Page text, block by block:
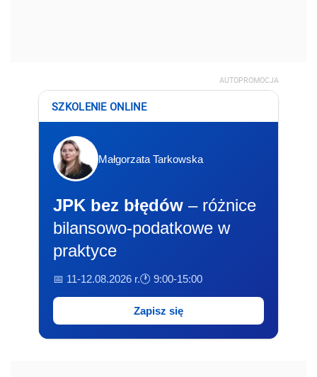
AUTOPROMOCJA
SZKOLENIE ONLINE
Małgorzata Tarkowska
JPK bez błędów – różnice
bilansowo-podatkowe w
praktyce
📅 11-12.08.2026 r.🕐 9:00-15:00
Zapisz się